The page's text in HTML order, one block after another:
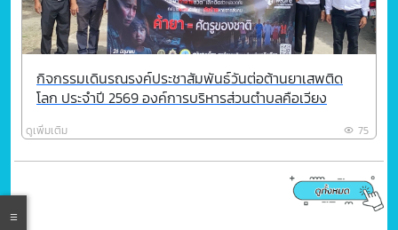
กิจกรรมเดินรณรงค์ประชาสัมพันธ์วันต่อต้านยาเสพติด
โลก ประจำปี 2569 องค์การบริหารส่วนตำบลคือเวียง
ดูเพิ่มเติม 75